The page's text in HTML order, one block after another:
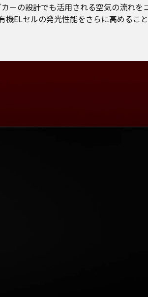
ーの設計でも活用される空気の流れ
ELセルの発光性能をさらに高めるこ